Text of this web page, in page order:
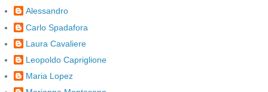
Alessandro
Carlo Spadafora
Laura Cavaliere
Leopoldo Capriglione
Maria Lopez